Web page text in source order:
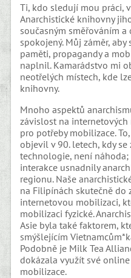
Ti, kdo sledují mou práci,
Anarchistické knihovny
současným směřováním
spokojený. Můj záměr,
paměti, propagandy a
naplnil. Kamarádstvo mi
neotřelých místech, kde
knihovny.
Mnoho aspektů
závislost na
pro potřeby mobilizace.
objevil v 90. letech, kdy
technologie, není
interakce usnadnily
regionu. Naše
na Filipínách skutečně do
internetovou mobilizaci,
mobilizaci fyzické.
Asie byla také faktorem,
smýšlejícím
Podobně je Milk Tea
dokázala využít své
mobilizace.